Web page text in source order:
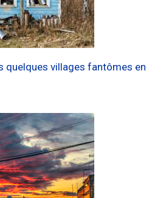
quelques villages fantômes en